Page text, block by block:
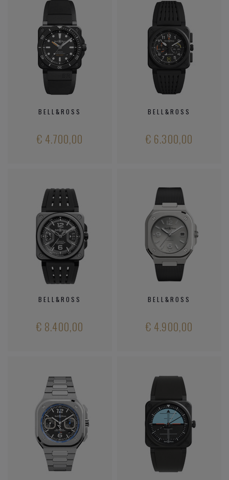
BELL&ROSS
€ 4.700,00
BELL&ROSS
€ 6.300,00
BELL&ROSS
€ 8.400,00
BELL&ROSS
€ 4.900,00